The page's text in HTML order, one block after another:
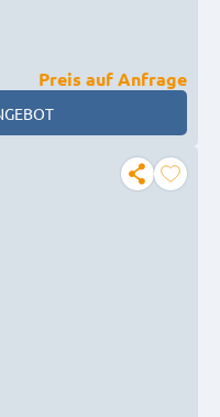
Preis auf Anfrage